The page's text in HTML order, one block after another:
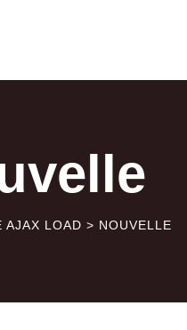
AJAX LOAD > NOUVELLE